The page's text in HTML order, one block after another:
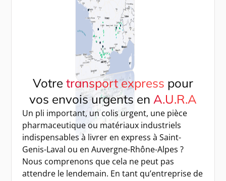
Votre transport express pour
vos envois urgents en A.U.R.A
Un pli important, un colis urgent, une pièce
pharmaceutique ou matériaux industriels
indispensables à livrer en express à Saint-
Genis-Laval ou en Auvergne-Rhône-Alpes ?
Nous comprenons que cela ne peut pas
attendre le lendemain. En tant qu’entreprise de